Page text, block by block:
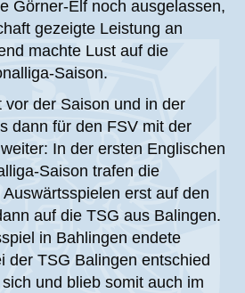
Görner-Elf noch ausgelassen,
gezeigte Leistung an
machte Lust auf die
Saison.
vor der Saison und in der
dann für den FSV mit der
In der ersten Englischen
Saison trafen die
erst auf den
auf die TSG aus Balingen.
in Bahlingen endete
der TSG Balingen entschied
und blieb somit auch im